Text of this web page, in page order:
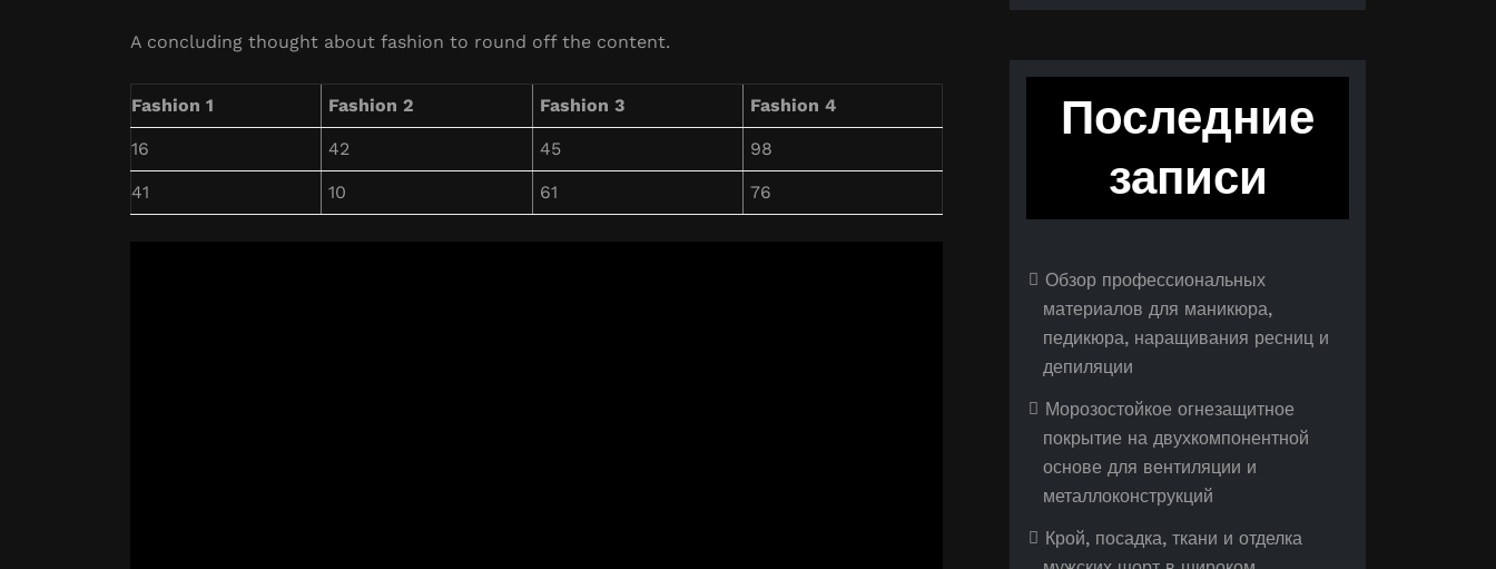
A concluding thought about fashion to round off the content.
Fashion 1 Fashion 2 Fashion 3 Fashion 4
16 42 45 98
41 10 61 76
Последние
записи
Обзор профессиональных
материалов для маникюра,
педикюра, наращивания ресниц и
депиляции
Морозостойкое огнезащитное
покрытие на двухкомпонентной
основе для вентиляции и
металлоконструкций
Крой, посадка, ткани и отделка